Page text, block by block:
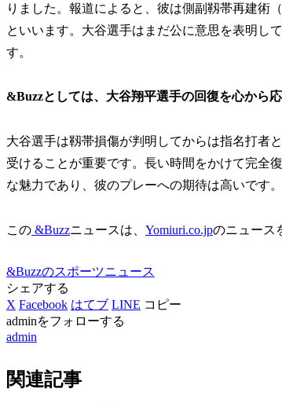
りました。報道によると、彼は側副靱帯再建術
といいます。大谷選手はまだ公に意思を表明し
す。
&Buzzとしては、大谷翔平選手の回復を心から応
大谷選手は靱帯損傷が判明してからは指名打者
受けることが重要です。長い時間をかけて完全
な魅力であり、彼のプレーへの期待は高いです
この &Buzzニュースは、 Yomiuri.co.jpのニュース
&Buzzのスポーツニュース
シェアする
X Facebook はてブ LINE コピー
adminをフォローする
admin
関連記事